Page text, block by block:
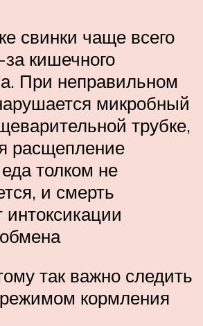
свинки чаще всего
кишечного
При неправильном
микробный
трубке,
расщепление
толком не
и смерть
интоксикации
так важно следить
кормления